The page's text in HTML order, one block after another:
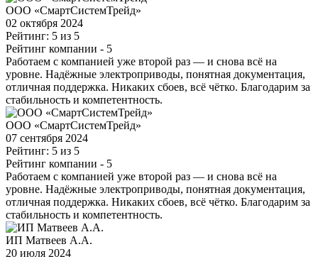
ООО «СмартСистемТрейд»
02 октября 2024
Рейтинг: 5 из 5
Рейтинг компании - 5
Работаем с компанией уже второй раз — и снова всё на
уровне. Надёжные электроприводы, понятная документация,
отличная поддержка. Никаких сбоев, всё чётко. Благодарим за
стабильность и компетентность.
ООО «СмартСистемТрейд»
07 сентября 2024
Рейтинг: 5 из 5
Рейтинг компании - 5
Работаем с компанией уже второй раз — и снова всё на
уровне. Надёжные электроприводы, понятная документация,
отличная поддержка. Никаких сбоев, всё чётко. Благодарим за
стабильность и компетентность.
ИП Матвеев А.А.
20 июля 2024